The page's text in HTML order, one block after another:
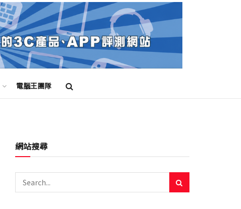
電腦王團隊
網站搜尋